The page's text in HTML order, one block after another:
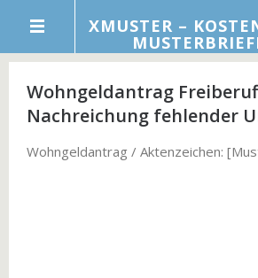
XMUSTER –
Wohngeldantrag
Nachreichung fehlender
Wohngeldantrag / Aktenzeichen: